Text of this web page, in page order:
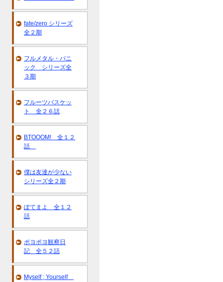
fate/zero シリーズ
全２期
フルメタル・パニ
ック シリーズ全
３期
フルーツバスケッ
ト 全２６話
BTOOOM! 全１２
話
僕は友達が少ない
シリーズ全２期
ぽてまよ 全１２
話
ポヨポヨ観察日
記 全５２話
Myself ; Yourself